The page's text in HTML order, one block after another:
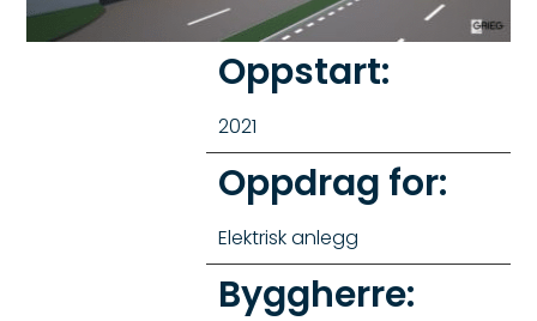
Oppstart:
2021
Oppdrag for:
Elektrisk anlegg
Byggherre: